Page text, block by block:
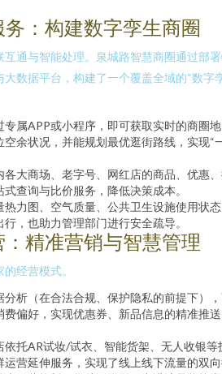
：构建数字孪生商圈
通与智能处理。泉城路智慧商圈通过部
数据平台，构建了一个覆盖全域的“数字
专属APP或小程序，即可获取实时的商圈地
余状况，并能规划最优逛街路线，实现“
各大商场、老字号、网红店的商品、优惠
查询与比价服务，降低决策成本。
热力图、空气质量、公共卫生设施使用状态
，也助力管理部门进行安全疏导。
精准营销与智慧管理
经营模式。
分析（在合法合规、保护隐私的前提下）
偏好，实现优惠券、新品信息的精准推
依托AR试妆/试衣、智能货架、无人收银等
营延伸服务，实现了线上线下流量的双